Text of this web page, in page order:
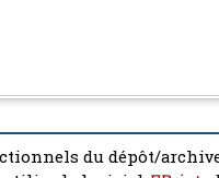
du dépôt/